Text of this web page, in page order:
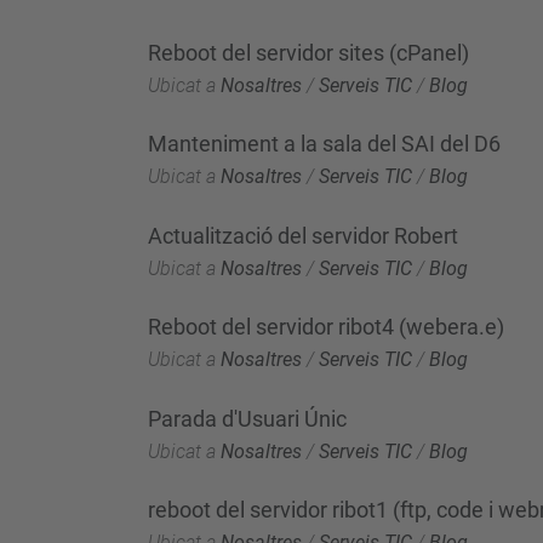
Reboot del servidor sites (cPanel)
Ubicat a Nosaltres /Serveis TIC / Blog
Manteniment a la sala del SAI del D6
Ubicat a Nosaltres /Serveis TIC /Blog
Actualització del servidor Robert
Ubicat a Nosaltres /Serveis TIC / Blog
Reboot del servidor ribot4 (webera.e)
Ubicat a Nosaltres /Serveis TIC /Blog
Parada d'Usuari Únic
Ubicat a Nosaltres /Serveis TIC / Blog
reboot del servidor ribot1 (ftp, code i